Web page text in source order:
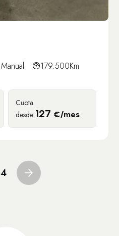
Manual
179.500Km
Cuota
desde 127 €/mes
4